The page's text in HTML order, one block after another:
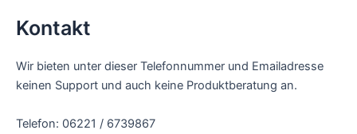
Kontakt
Wir bieten unter dieser Telefonnummer und Emailadresse
keinen Support und auch keine Produktberatung an.
Telefon: 06221 / 6739867